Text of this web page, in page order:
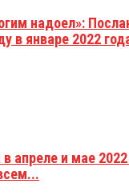
надоел»:
в январе 2022
апреле и мае